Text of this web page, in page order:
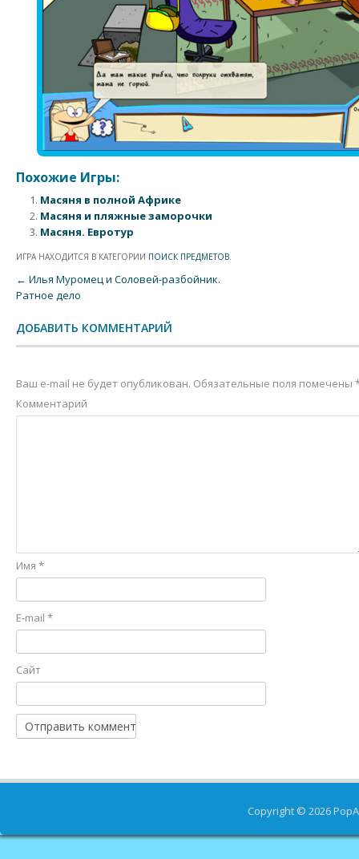
Похожие Игры:
Масяня в полной Африке
Масяня и пляжные заморочки
Масяня. Евротур
ИГРА НАХОДИТСЯ В КАТЕГОРИИ ПОИСК ПРЕДМЕТОВ.
Post navigation
← Илья Муромец и Соловей-разбойник.
Ратное дело
ДОБАВИТЬ КОММЕНТАРИЙ
Ваш e-mail не будет опубликован. Обязательные поля помечены
Комментарий
Имя *
E-mail *
Сайт
Copyright © 2026